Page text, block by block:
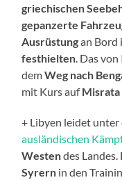
griechischen
gepanzerte
Ausrüstungan Bord
festhielten . Das
demWeg nach
mit Kurs aufMisrata
+ Libyen leidet unter
ausländischen
Westendes
Syrern in den